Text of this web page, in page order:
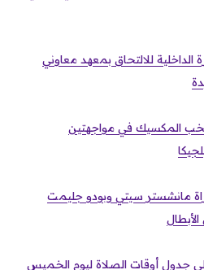
الداخلية للالتحاق بمعهد معاوني
المكسيك في مواجهتين
مانشستر سيتي وبودو جليمت
جدول أوقات الصلاة ليوم الخميس